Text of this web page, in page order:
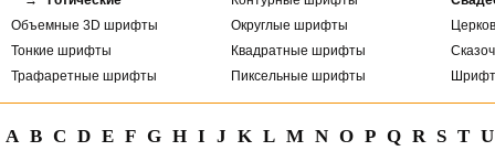
Объемные 3D шрифты
Тонкие шрифты
Трафаретные шрифты
Округлые шрифты
Квадратные шрифты
Пиксельные шрифты
A B C D E F G H I J K L M N O P Q R S T U